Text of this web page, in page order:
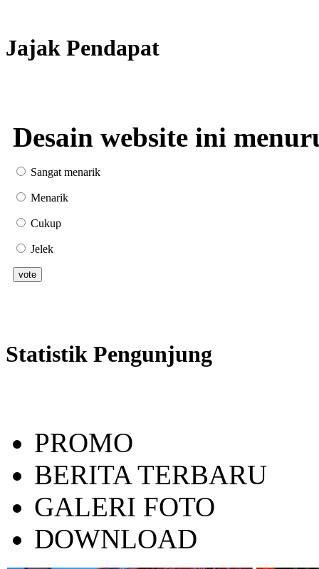
Jajak Pendapat
Desain website ini
Sangat menarik
Menarik
Cukup
Jelek
Statistik Pengunjung
PROMO
BERITA TERBARU
GALERI FOTO
DOWNLOAD